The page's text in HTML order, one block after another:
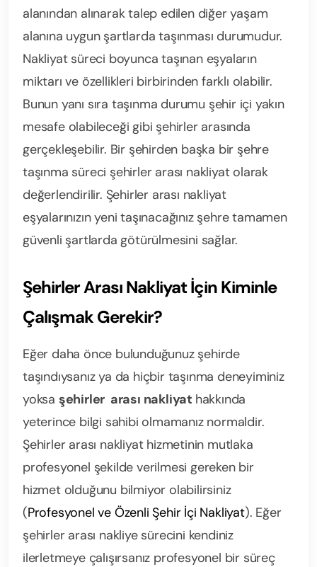
alanından alınarak talep edilen diğer yaşam
alanına uygun şartlarda taşınması durumudur.
Nakliyat süreci boyunca taşınan eşyaların
miktarı ve özellikleri birbirinden farklı olabilir.
Bunun yanı sıra taşınma durumu şehir içi yakın
mesafe olabileceği gibi şehirler arasında
gerçekleşebilir. Bir şehirden başka bir şehre
taşınma süreci şehirler arası nakliyat olarak
değerlendirilir. Şehirler arası nakliyat
eşyalarınızın yeni taşınacağınız şehre tamamen
güvenli şartlarda götürülmesini sağlar.
Şehirler Arası Nakliyat İçin Kiminle
Çalışmak Gerekir?
Eğer daha önce bulunduğunuz şehirde
taşındıysanız ya da hiçbir taşınma deneyiminiz
yoksa şehirler arası nakliyat hakkında
yeterince bilgi sahibi olmamanız normaldir.
Şehirler arası nakliyat hizmetinin mutlaka
profesyonel şekilde verilmesi gereken bir
hizmet olduğunu bilmiyor olabilirsiniz
(Profesyonel ve Özenli Şehir İçi Nakliyat). Eğer
şehirler arası nakliye sürecini kendiniz
ilerletmeye çalışırsanız profesyonel bir süreç